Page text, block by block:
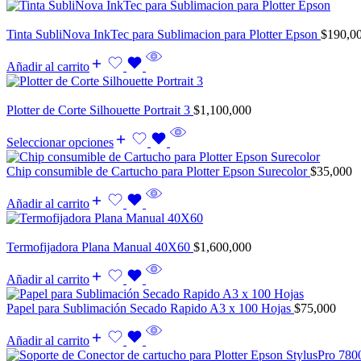
Tinta SubliNova InkTec para Sublimacion para Plotter Epson $
Añadir al carrito
Plotter de Corte Silhouette Portrait 3 $1,100,000
Seleccionar opciones
Chip consumible de Cartucho para Plotter Epson Surecolor$35,000
Añadir al carrito
Termofijadora Plana Manual 40X60 $1,600,000
Añadir al carrito
Papel para Sublimación Secado Rapido A3 x 100 Hojas $75,000
Añadir al carrito